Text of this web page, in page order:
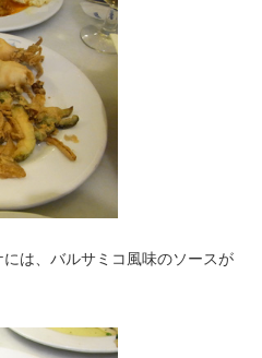
は、バルサミコ風味のソースが